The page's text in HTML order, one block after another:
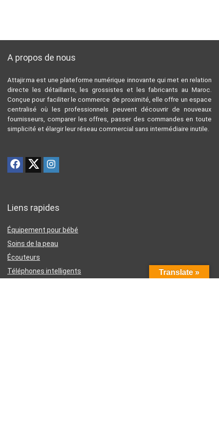
A propos de nous
Attajir.ma est une plateforme numérique innovante qui met en relation
directe les détaillants, les grossistes et les fabricants au Maroc.
Conçue pour faciliter le commerce de proximité, elle offre un espace
centralisé où les professionnels peuvent découvrir de nouveaux
fournisseurs, comparer les offres, passer des commandes en toute
simplicité et élargir leur réseau commercial sans intermédiaire inutile.
Liens rapides
Équipement pour bébé
Soins de la peau
Écouteurs
Téléphones intelligents
Translate »